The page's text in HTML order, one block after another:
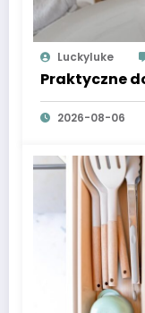
Luckyluke
Praktyczne
2026-08-06